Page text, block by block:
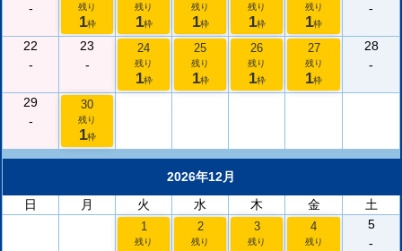
-
残り
1枠
残り
1枠
残り
1枠
残り
1枠
残り
1枠
-
22
-
23
-
24
残り
1枠
25
残り
1枠
26
残り
1枠
27
残り
1枠
28
-
29
-
30
残り
1枠
2026年12月
日
月 火 水 木 金 土
1
残り
2
残り
3
残り
4
残り
5
-